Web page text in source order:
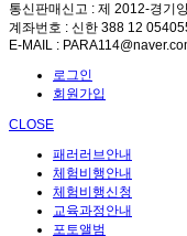
통신판매신고 : 제 2012-경기
계좌번호 : 신한 388 12
E-MAIL :
로그인
회원가입
CLOSE
패러러브안내
체험비행안내
체험비행신청
교육과정안내
포토앨범